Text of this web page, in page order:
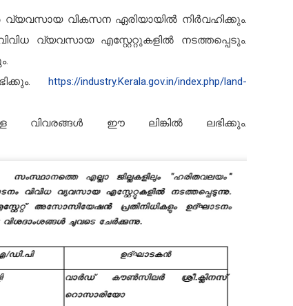
വ്യവസായ വികസന ഏരിയായിൽ നിർവഹിക്കും.
വ്യവസായ എസ്റ്റേറ്റുകളിൽ നടത്തപ്പെടും.
https://industry.Kerala.gov.in/index.php/land-
വിവരങ്ങൾ ഈ ലിങ്കിൽ ലഭിക്കും.